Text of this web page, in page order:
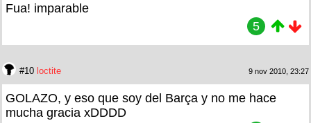
Fua! imparable
5
#10 loctite 9 nov 2010, 23:27
GOLAZO, y eso que soy del Barça y no me hace
mucha gracia xDDDD